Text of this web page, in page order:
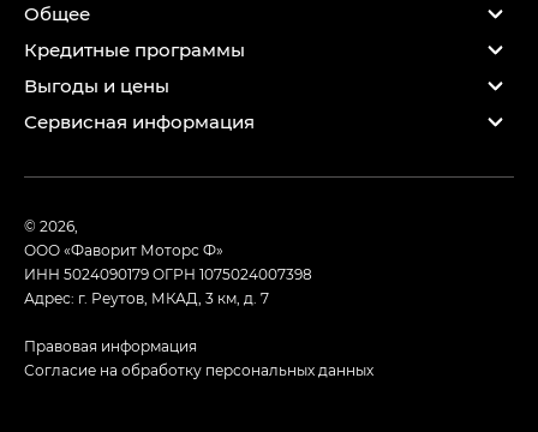
Общее
Кредитные программы
Выгоды и цены
Сервисная информация
© 2026,
ООО «Фаворит Моторс Ф»
ИНН 5024090179ОГРН 1075024007398
Адрес: г. Реутов, МКАД, 3 км, д. 7
Правовая информация
Согласие на обработку персональных данных